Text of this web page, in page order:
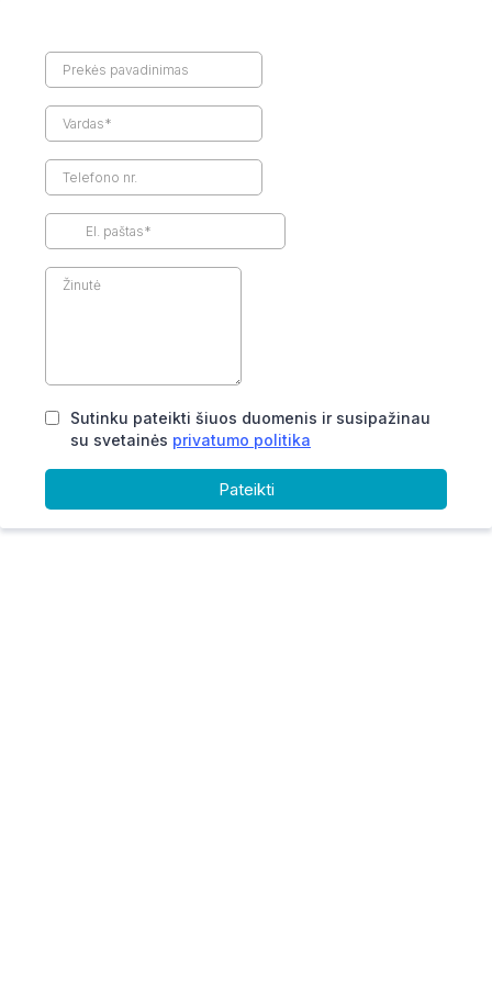
Sutinku pateikti šiuos duomenis ir susipažinau
su svetainės privatumo politika
Pateikti